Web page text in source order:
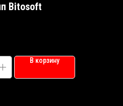
Bitosoft
В корзину